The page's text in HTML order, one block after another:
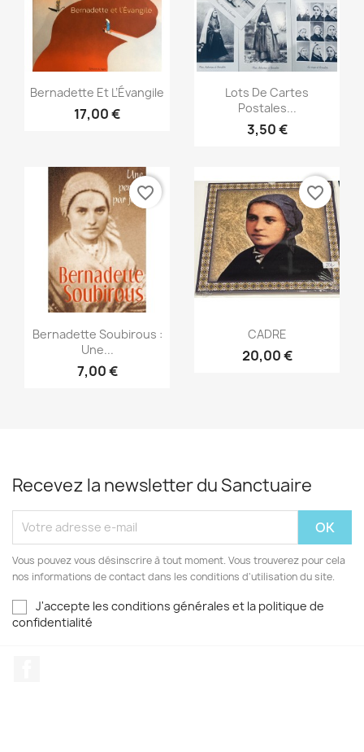
Aperçu rapide
Bernadette Et L’Évangile
17,00 €
Aperçu rapide
Lots De Cartes
Postales...
3,50 €
Aperçu rapide
Bernadette Soubirous :
Une...
7,00 €
favorite_border
Aperçu rapide
CADRE
20,00 €
favorite_border
Recevez la newsletter du Sanctuaire
Vous pouvez vous désinscrire à tout moment. Vous trouverez pour cela
nos informations de contact dans les conditions d'utilisation du site.
J'accepte les conditions générales et la politique de
confidentialité